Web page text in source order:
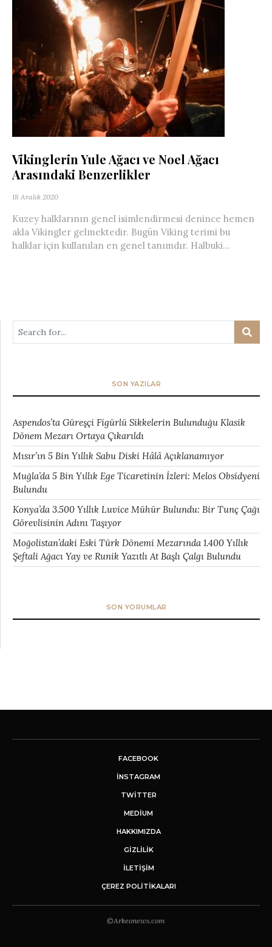
Vikinglerin Yule Ağacı ve Noel Ağacı
Arasındaki Benzerlikler
18 Aralık 2020
Kuzey halklarının genel isimlendirmesi denince hemen
akla Vikingler gelmektedir. Bugün Viking terimi bu
halklar için kullanılan en genel tanımdır. Halbuki...
SON YAZILAR
Aspendos’ta Güreşçi Figürlü Sikkelerin Bulunduğu Klasik
Dönem Mezarı Ortaya Çıkarıldı
Mısır’ın 5 Bin Yıllık Sabu Diski Hâlâ Açıklanamıyor
Muğla’da 5 Bin Yıllık Ege Ticaretinin İzleri: Melos Obsidyeni
Bulundu
Konya’da 3.500 Yıllık Luvice Mühür Bulundu: Bir Tunç Çağı
Görevlisinin Adını Taşıyor
Moğolistan’daki Eski Türk Dönemi Mezarında 1.400 Yıllık
Şeftali Ağacı Yay ve Runik Yazıtlı At Başlı Çalgı Bulundu
SON YORUMLAR
FACEBOOK
INSTAGRAM
TWITTER
MEDIUM
HAKKIMIZDA
GİZLİLİK
İLETIŞIM
ÇEREZ POLITIKALARI
©Arkeonews.com